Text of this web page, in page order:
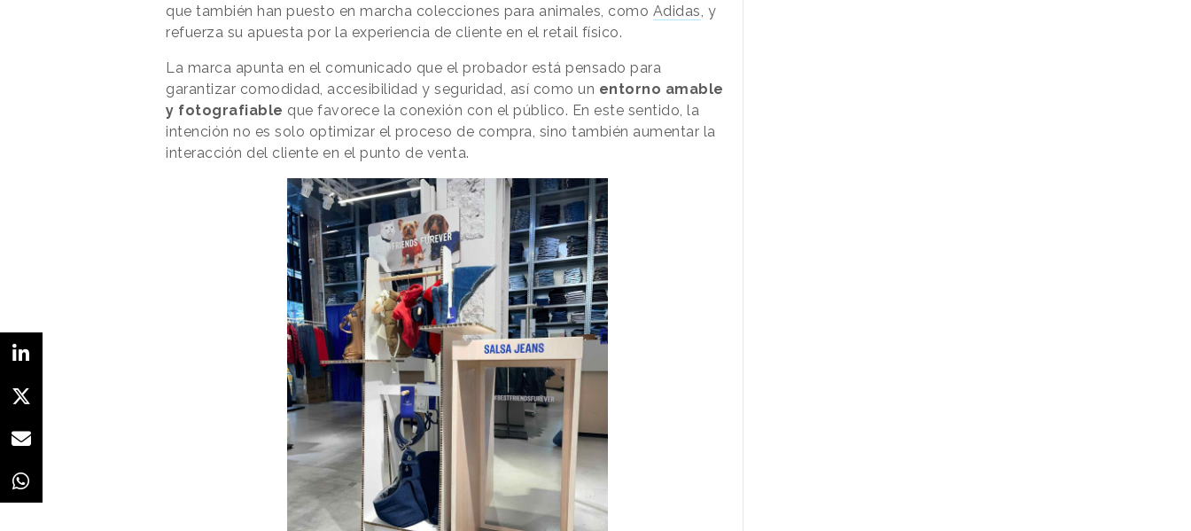
que también han puesto en marcha colecciones para animales, como Adidas, y
refuerza su apuesta por la experiencia de cliente en el retail físico.
La marca apunta en el comunicado que el probador está pensado para
garantizar comodidad, accesibilidad y seguridad, así como un entorno amable
y fotografiable que favorece la conexión con el público. En este sentido, la
intención no es solo optimizar el proceso de compra, sino también aumentar la
interacción del cliente en el punto de venta.